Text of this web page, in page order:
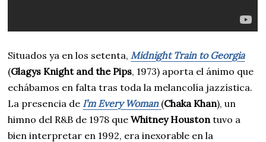
Situados ya en los setenta, Midnight Train to Georgia
(Glagys Knight and the Pips, 1973) aporta el ánimo que
echábamos en falta tras toda la melancolía jazzística.
La presencia de I’m Every Woman (Chaka Khan), un
himno del R&B de 1978 queWhitney Houston tuvo a
bien interpretar en 1992, era inexorable en la